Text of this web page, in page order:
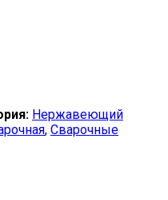
Нержавеющий
, Сварочные